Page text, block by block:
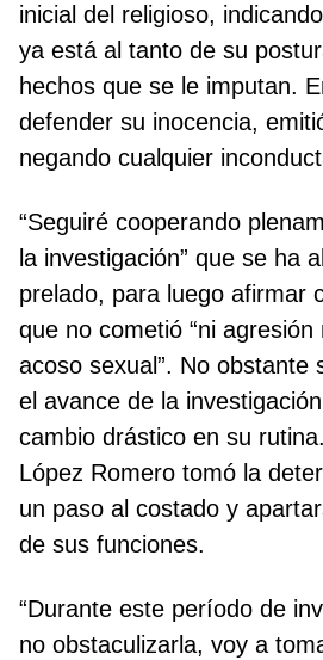
inicial del religioso,
ya está al tanto de su
hechos que se le imputan.
defender su inocencia,
negando cualquier
“Seguiré cooperando
la investigación” que se ha
prelado, para luego afirmar
que no cometió “ni agresión
acoso sexual”. No obstante
el avance de la
cambio drástico en su
López Romero tomó la
un paso al costado y
de sus funciones.
“Durante este período de
no obstaculizarla, voy a